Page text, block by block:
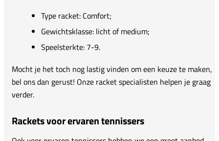
Type racket: Comfort;
Gewichtsklasse: licht of medium;
Speelsterkte: 7-9.
Mocht je het toch nog lastig vinden om een keuze te maken,
bel ons dan gerust! Onze racket specialisten helpen je graag
verder.
Rackets voor ervaren tennissers